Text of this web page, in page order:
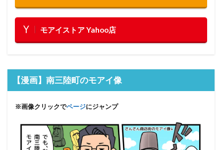
モアイストア Yahoo店
【漫画】南三陸町のモアイ像
※画像クリックでページにジャンプ